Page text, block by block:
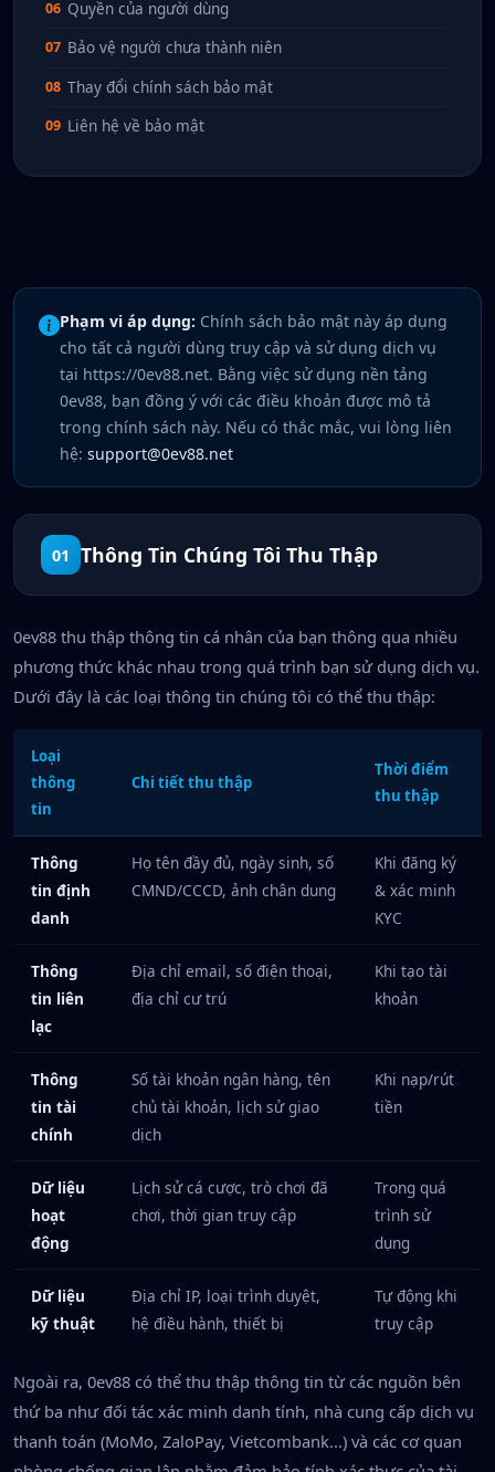
06 Quyền của người dùng
07 Bảo vệ người chưa thành niên
08 Thay đổi chính sách bảo mật
09 Liên hệ về bảo mật
Phạm vi áp dụng: Chính sách bảo mật này áp dụng
cho tất cả người dùng truy cập và sử dụng dịch vụ
tại https://0ev88.net. Bằng việc sử dụng nền tảng
0ev88, bạn đồng ý với các điều khoản được mô tả
trong chính sách này. Nếu có thắc mắc, vui lòng liên
hệ:support@0ev88.net
01 Thông Tin Chúng Tôi Thu Thập
0ev88 thu thập thông tin cá nhân của bạn thông qua nhiều
phương thức khác nhau trong quá trình bạn sử dụng dịch vụ.
Dưới đây là các loại thông tin chúng tôi có thể thu thập:
Loại
thông
tin
Chi tiết thu thập
Thời điểm
thu thập
Thông
tin định
danh
Họ tên đầy đủ, ngày sinh, số
CMND/CCCD, ảnh chân dung
Khi đăng ký
& xác minh
KYC
Thông
tin liên
lạc
Địa chỉ email, số điện thoại,
địa chỉ cư trú
Khi tạo tài
khoản
Thông
tin tài
chính
Số tài khoản ngân hàng, tên
chủ tài khoản, lịch sử giao
dịch
Khi nạp/rút
tiền
Dữ liệu
hoạt
động
Lịch sử cá cược, trò chơi đã
chơi, thời gian truy cập
Trong quá
trình sử
dụng
Dữ liệu
kỹ thuật
Địa chỉ IP, loại trình duyệt,
hệ điều hành, thiết bị
Tự động khi
truy cập
Ngoài ra, 0ev88 có thể thu thập thông tin từ các nguồn bên
thứ ba như đối tác xác minh danh tính, nhà cung cấp dịch vụ
thanh toán (MoMo, ZaloPay, Vietcombank...) và các cơ quan